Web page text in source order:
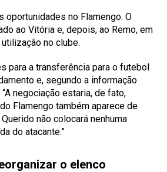
oportunidades no Flamengo. O
ao Vitória e, depois, ao Remo, em
no clube.
para a transferência para o futebol
e, segundo a informação
negociação estaria, de fato,
Flamengo também aparece de
não colocará nenhuma
do atacante.”
o elenco